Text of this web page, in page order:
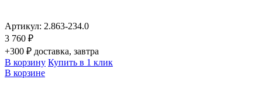
Артикул: 2.863-234.0
3 760 ₽
+300 ₽ доставка, завтра
В корзину Купить в 1 клик
В корзине